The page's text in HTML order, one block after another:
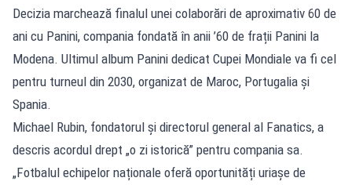
Decizia marchează finalul unei colaborări de aproximativ 60 de
ani cu Panini, compania fondată în anii ’60 de frații Panini la
Modena. Ultimul album Panini dedicat Cupei Mondiale va fi cel
pentru turneul din 2030, organizat de Maroc, Portugalia și
Spania.
Michael Rubin, fondatorul și directorul general al Fanatics, a
descris acordul drept „o zi istorică” pentru compania sa.
„Fotbalul echipelor naționale oferă oportunități uriașe de